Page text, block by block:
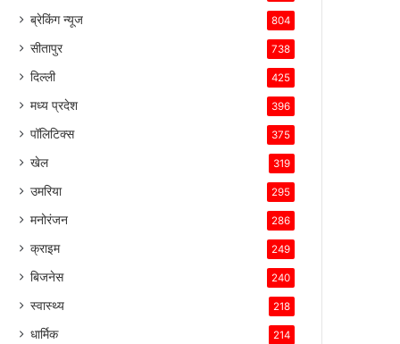
ब्रेकिंग न्यूज 804
सीतापुर 738
दिल्ली 425
मध्य प्रदेश 396
पॉलिटिक्स 375
खेल 319
उमरिया 295
मनोरंजन 286
क्राइम 249
बिजनेस 240
स्वास्थ्य 218
धार्मिक 214